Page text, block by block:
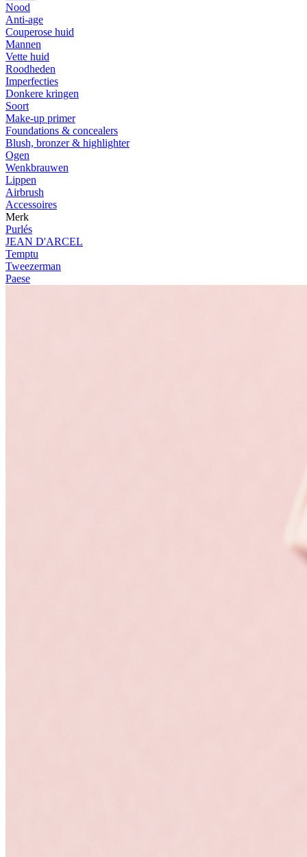
Nood
Anti-age
Couperose huid
Mannen
Vette huid
Roodheden
Imperfecties
Donkere kringen
Soort
Make-up primer
Foundations & concealers
Blush, bronzer & highlighter
Ogen
Wenkbrauwen
Lippen
Airbrush
Accessoires
Merk
Purlés
JEAN D'ARCEL
Temptu
Tweezerman
Paese